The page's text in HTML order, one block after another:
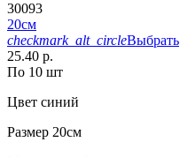
30093
20см
checkmark_alt_circleВыбрать
25.40 р.
По 10 шт
Цвет синий
Размер 20см